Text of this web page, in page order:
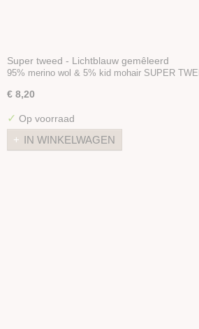
Super tweed - Lichtblauw gemêleerd
95% merino wol & 5% kid mohair SUPER
€ 8,20
✓ Op voorraad
IN WINKELWAGEN